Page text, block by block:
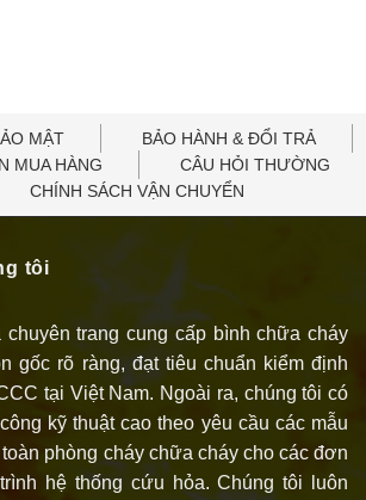
MẬT
BẢO HÀNH & ĐỔI TRẢ
MUA HÀNG
CÂU HỎI THƯỜNG
CHÍNH SÁCH VẬN CHUYỂN
tôi
chuyên trang cung cấp bình chữa cháy
gốc rõ ràng, đạt tiêu chuẩn kiểm định
tại Việt Nam. Ngoài ra, chúng tôi có
kỹ thuật cao theo yêu cầu các mẫu
phòng cháy chữa cháy cho các đơn
hệ thống cứu hỏa. Chúng tôi luôn